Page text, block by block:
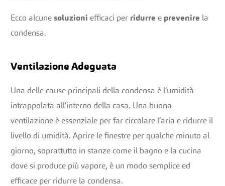
Ecco alcunesoluzioni efficaci per ridurre e prevenire la
condensa.
Ventilazione Adeguata
Una delle cause principali della condensa è l’umidità
intrappolata all’interno della casa. Una buona
ventilazione è essenziale per far circolare l’aria e ridurre il
livello di umidità. Aprire le finestre per qualche minuto al
giorno, soprattutto in stanze come il bagno e la cucina
dove si produce più vapore, è un modo semplice ed
efficace per ridurre la condensa.